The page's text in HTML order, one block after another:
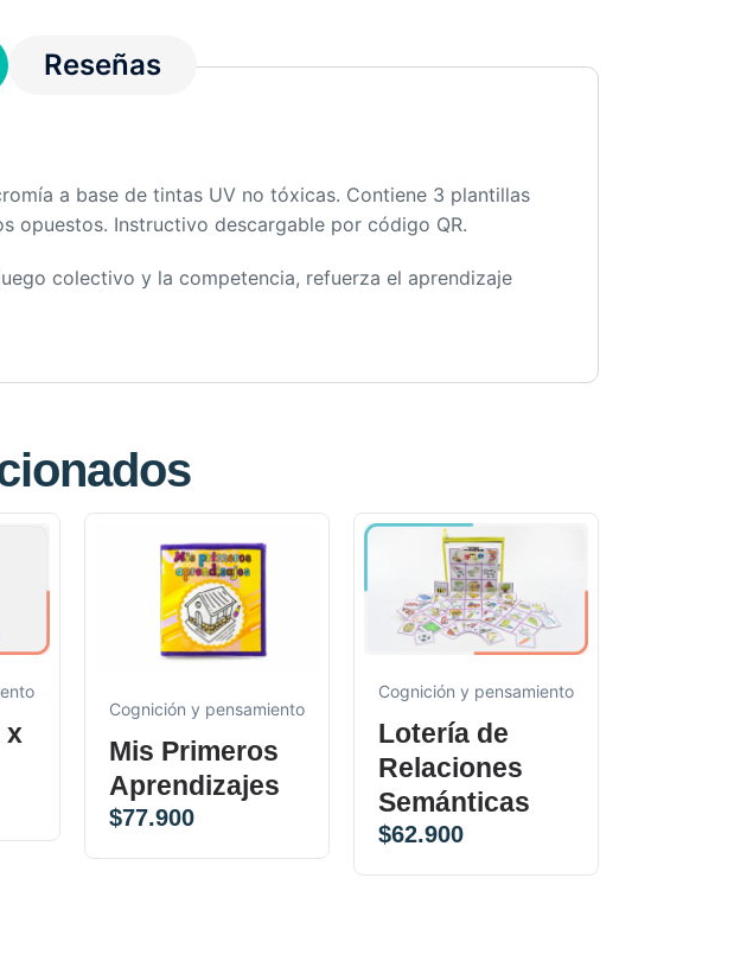
Reseñas
a base de tintas UV no tóxicas. Contiene 3 plantillas
opuestos. Instructivo descargable por código QR.
colectivo y la competencia, refuerza el aprendizaje
x
Cognición y pensamiento
Mis Primeros
Aprendizajes
$77.900
Cognición y pensamiento
Lotería de
Relaciones
Semánticas
$62.900